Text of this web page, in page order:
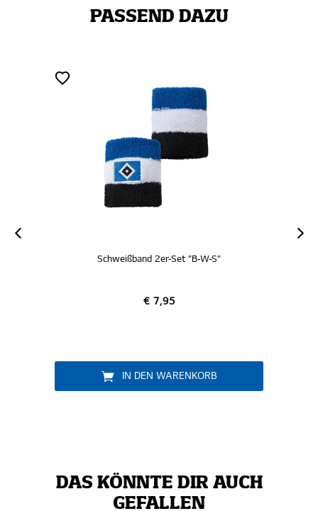
PASSEND DAZU
DAS KÖNNTE DIR AUCH
GEFALLEN